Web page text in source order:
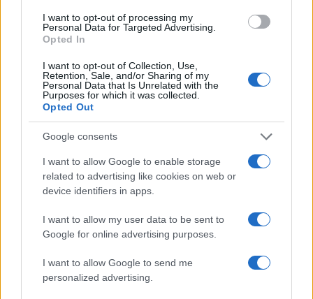
I want to opt-out of processing my
Personal Data for Targeted Advertising.
Opted In
I want to opt-out of Collection, Use,
Retention, Sale, and/or Sharing of my
Personal Data that Is Unrelated with the
Purposes for which it was collected.
Opted Out
Google consents
I want to allow Google to enable storage
related to advertising like cookies on web or
device identifiers in apps.
I want to allow my user data to be sent to
Google for online advertising purposes.
I want to allow Google to send me
personalized advertising.
Brent chute de 8,3 % : le pétrole en net repli malgré un or
Juliette Bernard · 6 Août 2026
NEWS